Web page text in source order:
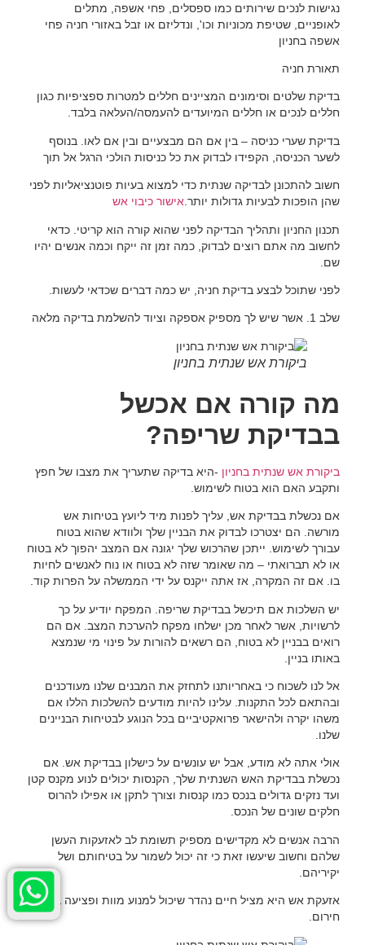
נגישות לנכים שירותים כמו ספסלים, פחי אשפה, מתלים
לאופניים, שטיפת מכוניות וכו', ונדליזם או זבל באזורי חניה פחי
אשפה בחניון
תאורת חניה
בדיקת שלטים וסימונים המציינים חללים למטרות ספציפיות כגון
חללים לנכים או חללים המיועדים להעמסה/העלאה בלבד.
בדיקת שערי כניסה – בין אם הם מבצעיים ובין אם לאו. בנוסף
לשער הכניסה, הקפידו לבדוק את כל כניסות הולכי הרגל אל תוך
חשוב להתכונן לבדיקה שנתית כדי למצוא בעיות פוטנציאליות לפני
שהן הופכות לבעיות גדולות יותר.אישור כיבוי אש
תכנון החניון ותהליך הבדיקה לפני שהוא קורה הוא קריטי. כדאי
לחשוב מה אתם רוצים לבדוק, כמה זמן זה ייקח וכמה אנשים יהיו
שם.
לפני שתוכל לבצע בדיקת חניה, יש כמה דברים שכדאי לעשות.
שלב 1. אשר שיש לך מספיק אספקה וציוד להשלמת בדיקה מלאה
ביקורת אש שנתית בחניון
מה קורה אם אכשל
בבדיקת שריפה?
ביקורת אש שנתית בחניון -היא בדיקה שתעריך את מצבו של חפץ
ותקבע האם הוא בטוח לשימוש.
אם נכשלת בבדיקת אש, עליך לפנות מיד ליועץ בטיחות אש
מורשה. הם יצטרכו לבדוק את הבניין שלך ולוודא שהוא בטוח
עבורך לשימוש. ייתכן שהרכוש שלך יגונה אם המצב יהפוך לא בטוח
או לא תברואתי – מה שאומר שזה לא בטוח או נוח לאנשים לחיות
בו. אם זה המקרה, אז אתה ייקנס על ידי הממשלה על הפרות קוד.
יש השלכות אם תיכשל בבדיקת שריפה. המפקח יודיע על כך
לרשויות, אשר לאחר מכן ישלחו מפקח להערכת המצב. אם הם
רואים בבניין לא בטוח, הם רשאים להורות על פינוי מי שנמצא
באותו בניין.
אל לנו לשכוח כי באחריותנו לתחזק את המבנים שלנו מעודכנים
ובהתאם לכל התקנות. עלינו להיות מודעים להשלכות הללו אם
משהו יקרה ולהישאר פרואקטיביים בכל הנוגע לבטיחות הבניינים
שלנו.
אולי אתה לא מודע, אבל יש עונשים על כישלון בבדיקת אש. אם
נכשלת בבדיקת האש השנתית שלך, הקנסות יכולים לנוע מקנס קטן
ועד נזקים גדולים בנכס כמו קנסות וצורך לתקן או אפילו להרוס
חלקים שונים של הנכס.
הרבה אנשים לא מקדישים מספיק תשומת לב לאזעקות העשן
שלהם וחשוב שיעשו זאת כי זה יכול לשמור על בטיחותם ושל
יקיריהם.
אזעקת אש היא מציל חיים נהדר שיכול למנוע מוות ופציעה במקרה
חירום.